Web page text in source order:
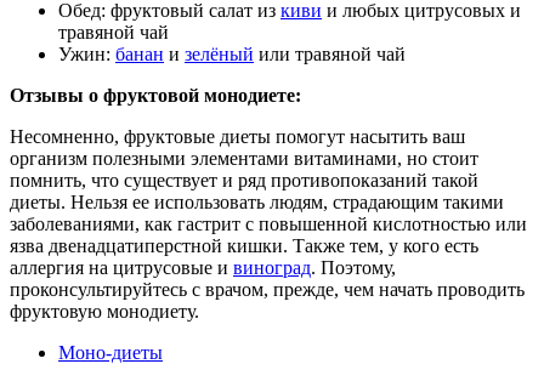
Обед: фруктовый салат из киви и любых цитрусовых и
травяной чай
Ужин: банан и зелёный или травяной чай
Отзывы о фруктовой монодиете:
Несомненно, фруктовые диеты помогут насытить ваш
организм полезными элементами витаминами, но стоит
помнить, что существует и ряд противопоказаний такой
диеты. Нельзя ее использовать людям, страдающим такими
заболеваниями, как гастрит с повышенной кислотностью или
язва двенадцатиперстной кишки. Также тем, у кого есть
аллергия на цитрусовые и виноград. Поэтому,
проконсультируйтесь с врачом, прежде, чем начать проводить
фруктовую монодиету.
Моно-диеты